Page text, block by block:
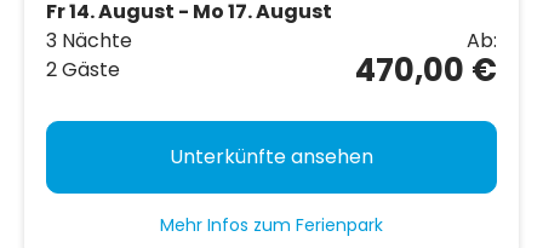
Fr 14. August - Mo 17. August
3 Nächte
2 Gäste
Ab:
470,00 €
Unterkünfte ansehen
Mehr Infos zum Ferienpark